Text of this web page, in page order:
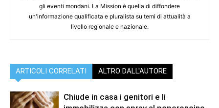
gli eventi mondani. La Mission è quella di diffondere
un'informazione qualificata e pluralista su temi di attualità a
livello regionale e nazionale.
ARTICOLI CORRELATI ALTRO DALL'AUTORE
Chiude in casa i genitori e li